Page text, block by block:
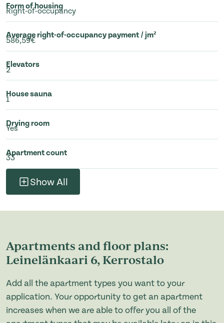
Form of housing
Right-of-occupancy
Average right-of-occupancy payment / jm²
586,59€
Elevators
2
House sauna
1
Drying room
Yes
Apartment count
33
Show All
Apartments and floor plans:
Leinelänkaari 6, Kerrostalo
Add all the apartment types you want to your
application. Your opportunity to get an apartment
increases when we are able to offer you all of the